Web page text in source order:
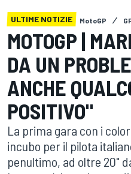
ULTIME NOTIZIE MotoGP
MOTOGP |
DA UN
ANCHE
POSITIVO"
La prima gara con i
incubo per il pilota
penultimo, ad oltre 20"